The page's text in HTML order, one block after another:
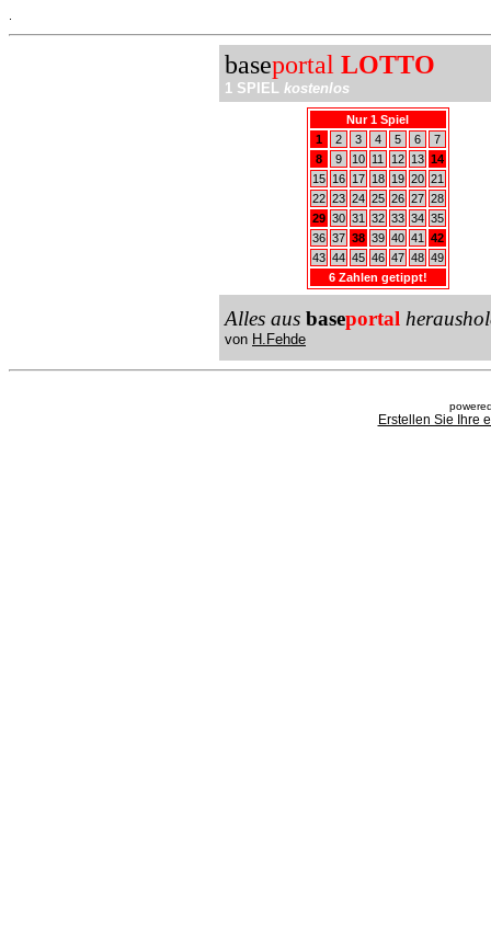
baseportal LOTTO
1 SPIEL kostenlos
Nur 1 Spiel
1
2 3 4 5 6
7
8
9 10 11 12 13 14
15
16 17 18 19 20 21
22 23 24 25 26 27 28
29 30 31 32 33 34 35
36 37 38 39 40 41
42
43 44 45 46 47 48 49
6 Zahlen getippt!
Alles aus baseportal
von H.Fehde
Erstellen Sie Ihre